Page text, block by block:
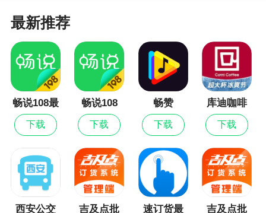
用
3、全新的改版升级，为用户加入了信息推送服
务
4、分享产品，能够让用户将优质的产品一键转
发分享
小编评价
1、Massimo Dutti是Massimo Dutti品牌的官方
网上店铺，有了这款app你买衣服变得更加方便了，
你可以在这里看到最新最时尚的衣服，你可以选择
最新推荐
畅说108最
新版
下载
畅说108
下载
畅赞
下载
库迪咖啡
下载
西安公交
吉及点批
速订货最
吉及点批